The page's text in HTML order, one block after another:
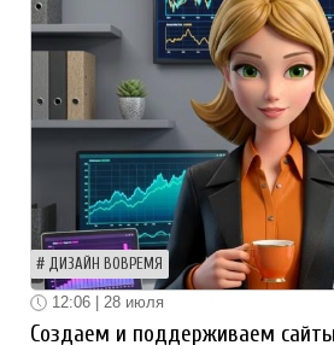
ДИЗАЙН ВОВРЕМЯ
12:06 | 28 июля
Создаем и поддерживаем